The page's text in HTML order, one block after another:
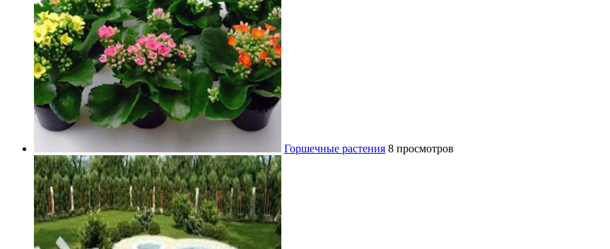
Горшечные растения 8 просмотров